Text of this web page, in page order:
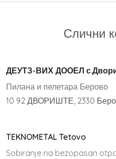
Слични
ДЕУТЗ-ВИХ ДООЕЛ
Пилана и пелетара Берово
10 92 ДВОРИШТЕ, 2330
TEKNOMETAL Tetovo
Sobiranje na bezopasan